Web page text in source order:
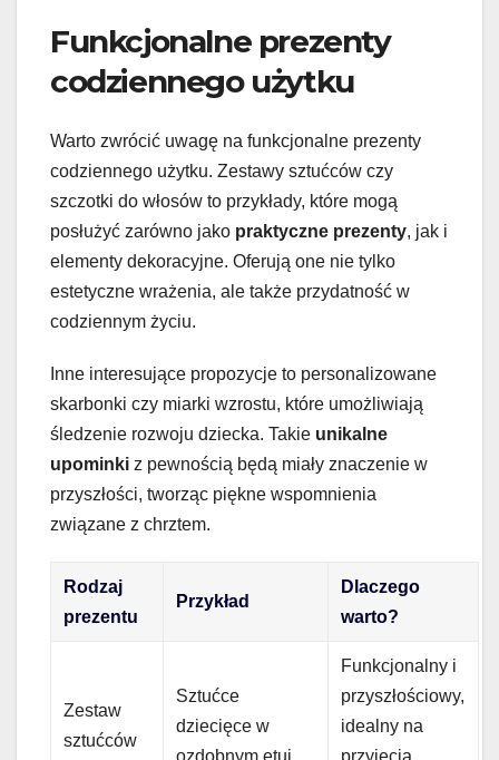
Funkcjonalne prezenty
codziennego użytku
Warto zwrócić uwagę na funkcjonalne prezenty
codziennego użytku. Zestawy sztućców czy
szczotki do włosów to przykłady, które mogą
posłużyć zarówno jako praktyczne prezenty, jak i
elementy dekoracyjne. Oferują one nie tylko
estetyczne wrażenia, ale także przydatność w
codziennym życiu.
Inne interesujące propozycje to personalizowane
skarbonki czy miarki wzrostu, które umożliwiają
śledzenie rozwoju dziecka. Takie unikalne
upominki z pewnością będą miały znaczenie w
przyszłości, tworząc piękne wspomnienia
związane z chrztem.
Rodzaj
prezentu
Przykład
Dlaczego
warto?
Zestaw
sztućców
Sztućce
dziecięce w
ozdobnym etui
Funkcjonalny i
przyszłościowy,
idealny na
przyjęcia